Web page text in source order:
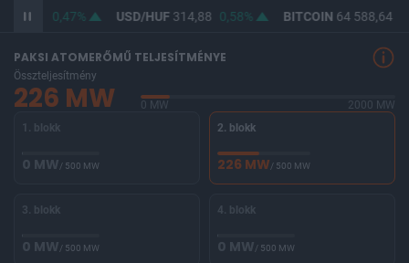
363,42 0,47% USD/HUF314,88 0,58% BITCOIN 64 588,64
PAKSI ATOMERŐMŰ TELJESÍTMÉNYE
Összteljesítmény
226 MW 0 MW
2000 MW
1. blokk
0 MW/ 500 MW
2. blokk
226 MW/ 500 MW
3. blokk
0 MW/ 500 MW
4. blokk
0 MW/ 500 MW